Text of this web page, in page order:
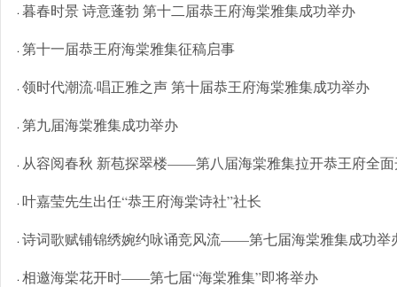
· 暮春时景 诗意蓬勃 第十二届恭王府海棠雅集成功举办
· 第十一届恭王府海棠雅集征稿启事
· 领时代潮流·唱正雅之声 第十届恭王府海棠雅集成功举办
· 第九届海棠雅集成功举办
· 从容阅春秋 新苞探翠楼——第八届海棠雅集拉开恭王府全面
· 叶嘉莹先生出任“恭王府海棠诗社”社长
· 诗词歌赋铺锦绣婉约咏诵竞风流——第七届海棠雅集成功举
· 相邀海棠花开时——第七届“海棠雅集”即将举办